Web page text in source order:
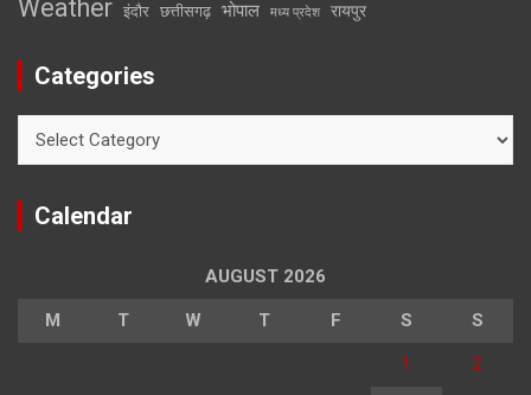
Weather इंदौर छत्तीसगढ़ भोपाल मध्य प्रदेश रायपुर
Categories
Calendar
AUGUST 2026
M T W T F S S
1 2